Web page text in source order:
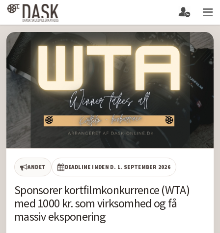
ANDET DEADLINE INDEN D. 1. SEPTEMBER 2026
Sponsorer kortfilmkonkurrence (WTA)
med 1000 kr. som virksomhed og få
massiv eksponering